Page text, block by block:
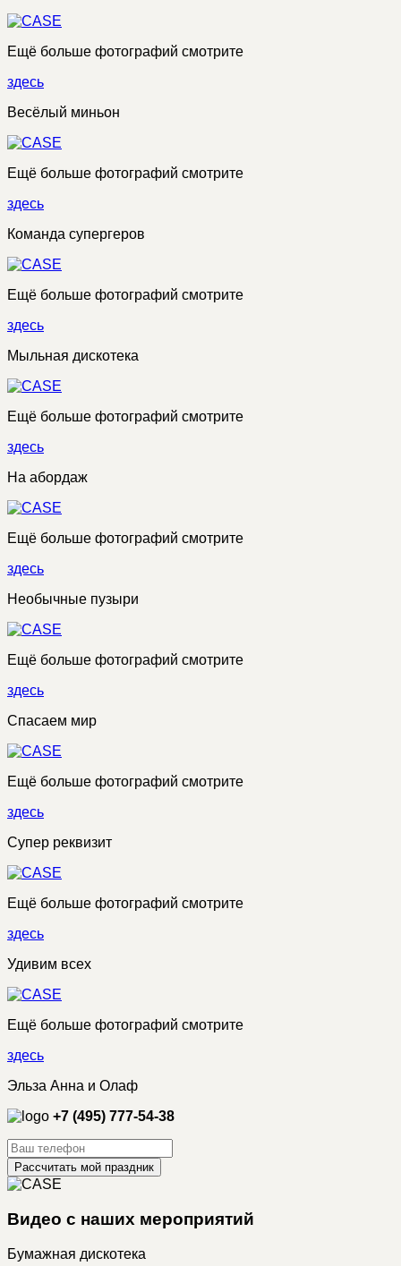
Ещё больше фотографий смотрите
здесь
Весёлый миньон
Ещё больше фотографий смотрите
здесь
Команда супергеров
Ещё больше фотографий смотрите
здесь
Мыльная дискотека
Ещё больше фотографий смотрите
здесь
На абордаж
Ещё больше фотографий смотрите
здесь
Необычные пузыри
Ещё больше фотографий смотрите
здесь
Спасаем мир
Ещё больше фотографий смотрите
здесь
Супер реквизит
Ещё больше фотографий смотрите
здесь
Удивим всех
Ещё больше фотографий смотрите
здесь
Эльза Анна и Олаф
+7 (495) 777-54-38
Рассчитать мой праздник
Видео с наших мероприятий
Бумажная дискотека